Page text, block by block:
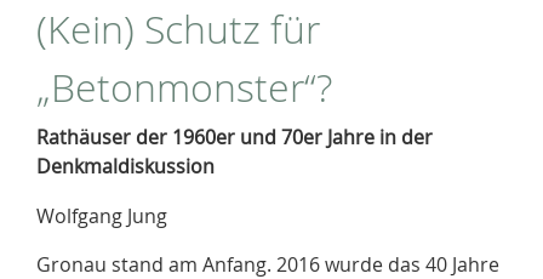
(Kein) Schutz für
„Betonmonster“?
Rathäuser der 1960er und 70er Jahre in der
Denkmaldiskussion
Wolfgang Jung
Gronau stand am Anfang. 2016 wurde das 40 Jahre